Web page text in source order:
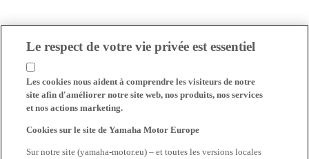
Le respect de votre vie privée est essentiel
Les cookies nous aident à comprendre les visiteurs de notre
site afin d'améliorer notre site web, nos produits, nos services
et nos actions marketing.
Cookies sur le site de Yamaha Motor Europe
Sur notre site (yamaha-motor.eu) – et toutes les versions locales